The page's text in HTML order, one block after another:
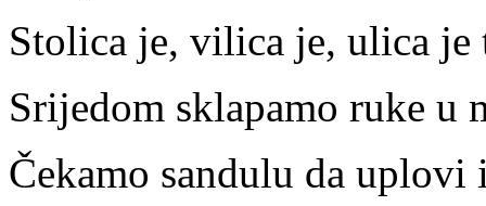
Stolica je, vilica je, ulica je
Srijedom sklapamo ruke u
Čekamo sandulu da uplovi